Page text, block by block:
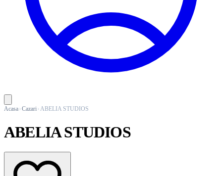
Acasa Cazari ABELIA STUDIOS
ABELIA STUDIOS